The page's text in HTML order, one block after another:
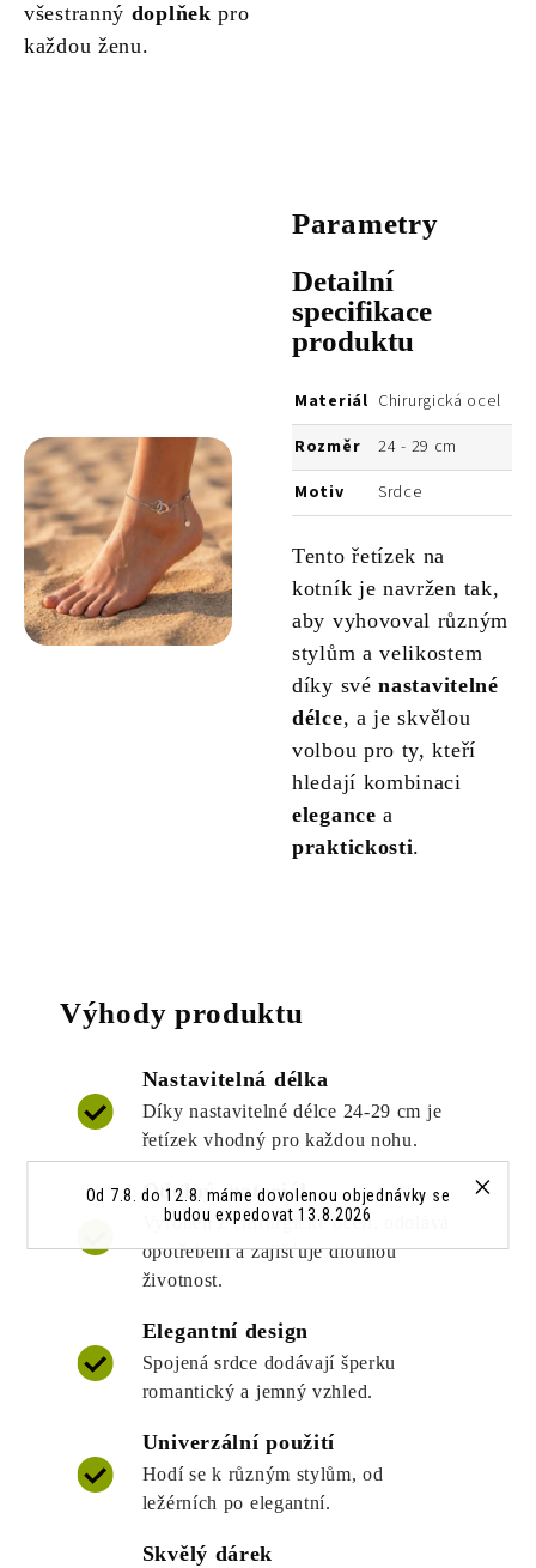
Od 7.8. do 12.8. máme dovolenou objednávky se
budou expedovat 13.8.2026
všestranný doplňek pro
každou ženu.
Parametry
Detailní
specifikace
produktu
Materiál Chirurgická ocel
Rozměr
24 - 29 cm
Motiv
Srdce
Tento řetízek na
kotník je navržen tak,
aby vyhovoval různým
stylům a velikostem
díky svénastavitelné
délce, a je skvělou
volbou pro ty, kteří
hledají kombinaci
elegance a
praktickosti.
Výhody produktu
Nastavitelná délka
Díky nastavitelné délce 24-29 cm je
řetízek vhodný pro každou nohu.
Odolný materiál
Vyroben z chirurgické oceli, odolává
opotřebení a zajišťuje dlouhou
životnost.
Elegantní design
Spojená srdce dodávají šperku
romantický a jemný vzhled.
Univerzální použití
Hodí se k různým stylům, od
ležérních po elegantní.
Skvělý dárek